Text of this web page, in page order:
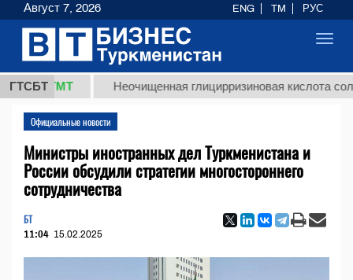
ГТСБТ
ТМТ Неочищенная глицирризиновая кислота
Официальные новости
Министры иностранных дел Туркменистана и
России обсудили стратегии многостороннего
сотрудничества
БТ
11:04 15.02.2025
Август 7, 2026 ENG TM РУС